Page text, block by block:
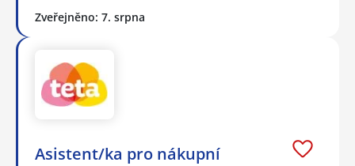
Zveřejněno: 7. srpna
Asistent/ka pro nákupní